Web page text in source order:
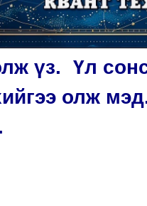
үз. Үл
олж